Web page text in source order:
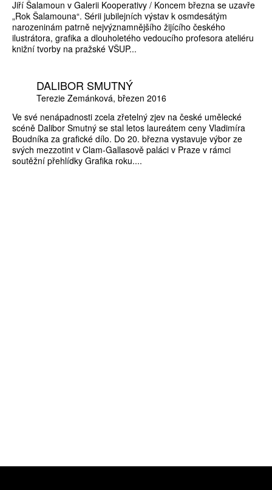
Jiří Šalamoun v Galerii Kooperativy / Koncem března se uzavře
„Rok Šalamouna“. Sérii jubilejních výstav k osmdesátým
narozeninám patrně nejvýznamnějšího žijícího českého
ilustrátora, grafika a dlouholetého vedoucího profesora ateliéru
knižní tvorby na pražské VŠUP...
DALIBOR SMUTNÝ
Terezie Zemánková březen 2016
Ve své nenápadnosti zcela zřetelný zjev na české umělecké
scéně Dalibor Smutný se stal letos laureátem ceny Vladimíra
Boudníka za grafické dílo. Do 20. března vystavuje výbor ze
svých mezzotint v Clam-Gallasově paláci v Praze v rámci
soutěžní přehlídky Grafika roku....